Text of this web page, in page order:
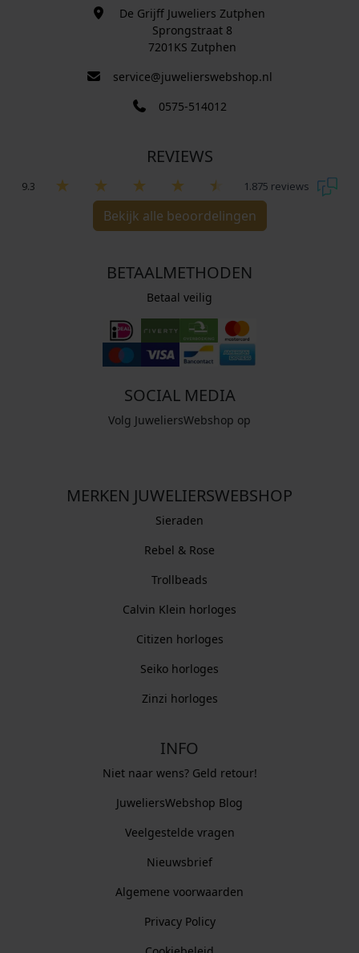
De Grijff Juweliers Zutphen
Sprongstraat 8
7201KS Zutphen
service@juwelierswebshop.nl
0575-514012
REVIEWS
9.3 1.875 reviews
Bekijk alle beoordelingen
BETAALMETHODEN
Betaal veilig
SOCIAL MEDIA
Volg JuweliersWebshop op
MERKEN JUWELIERSWEBSHOP
Sieraden
Rebel & Rose
Trollbeads
Calvin Klein horloges
Citizen horloges
Seiko horloges
Zinzi horloges
INFO
Niet naar wens? Geld retour!
JuweliersWebshop Blog
Veelgestelde vragen
Nieuwsbrief
Algemene voorwaarden
Privacy Policy